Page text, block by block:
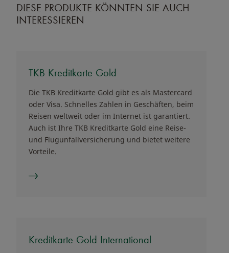
DIESE PRODUKTE KÖNNTEN SIE AUCH
INTERESSIEREN
TKB Kreditkarte Gold
Die TKB Kreditkarte Gold gibt es als Mastercard
oder Visa. Schnelles Zahlen in Geschäften, beim
Reisen weltweit oder im Internet ist garantiert.
Auch ist Ihre TKB Kreditkarte Gold eine Reise-
und Flugunfallversicherung und bietet weitere
Vorteile.
Kreditkarte Gold International